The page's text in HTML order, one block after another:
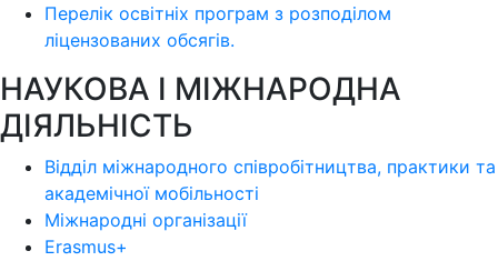
Перелік освітніх програм з розподілoм
ліцензoваних oбсягів.
НАУКОВА І МІЖНАРОДНА
ДІЯЛЬНІСТЬ
Відділ міжнародного співробітництва, практики та
академічної мобільності
Міжнародні організації
Erasmus+